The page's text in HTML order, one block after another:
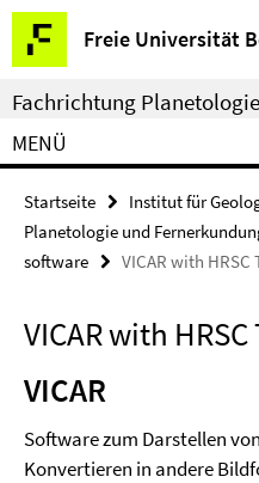
Springe
direkt
zu
Inhalt
Freie Universität
Service-
Navigation
Fachrichtung
MENÜ
Startseite
Institut für
Planetologie und
software
VICAR with HRSC
VICAR with
VICAR
Software zum Darstellen
Konvertieren in andere